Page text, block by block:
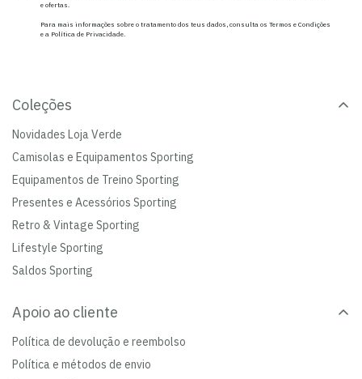
e ofertas.
Para mais informações sobre o tratamento dos teus dados, consulta os Termos e Condições
e a Política de Privacidade.
Coleções
Novidades Loja Verde
Camisolas e Equipamentos Sporting
Equipamentos de Treino Sporting
Presentes e Acessórios Sporting
Retro & Vintage Sporting
Lifestyle Sporting
Saldos Sporting
Apoio ao cliente
Política de devolução e reembolso
Política e métodos de envio